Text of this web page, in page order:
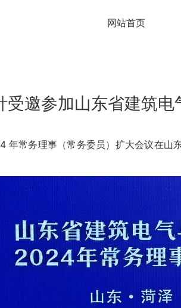
网站首页
受邀参加山东省建筑
年常务理事（常务委员）扩大会议在山